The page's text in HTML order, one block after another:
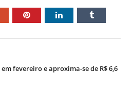
fevereiro e aproxima-se de R$ 6,6